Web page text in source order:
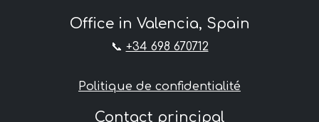
Office in Valencia, Spain
📞 +34 698 670712
Politique de confidentialité
Contact principal